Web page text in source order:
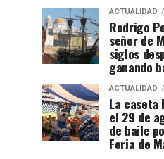
ACTUALIDAD
Rodrigo
señor de
siglos
ganando
ACTUALIDAD
La caseta
el 29 de
de baile
Feria de